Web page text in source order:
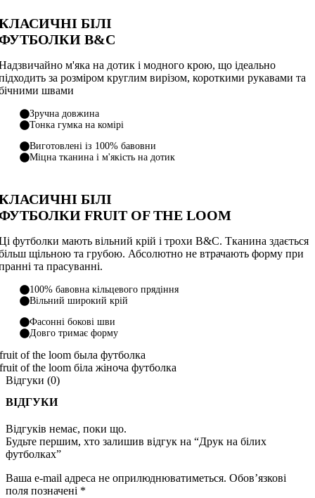
БІЛІ
B&C
м'яка на дотик і модного крою, що ідеально
за розміром круглим вирізом, короткими рукавами та
швами
Зручна довжина
Тонка гумка на комірі
Виготовлені із 100% бавовни
Міцна тканина і м'якість на дотик
БІЛІ
FRUIT OF THE LOOM
футболки мають вільний крій і трохи B&C. Тканина здається
щільною та грубою. Абсолютно не втрачають форму при
та прасуванні.
100% бавовна кільцевого прядіння
Вільний широкий крій
Фасонні бокові шви
Довго тримає форму
Відгуки (0)
ВІДГУКИ
Відгуків немає, поки що.
Будьте першим, хто залишив відгук на “Друк на білих
футболках”
Ваша e-mail адреса не оприлюднюватиметься. Обов’язкові
поля позначені *